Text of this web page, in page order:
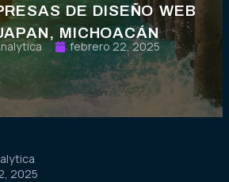
DE DISEÑO WEB
MICHOACÁN
febrero 22, 2025
2025